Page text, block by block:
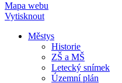
Mapa webu
Vytisknout
Městys
Historie
ZŠ a MŠ
Letecký snímek
Územní plán